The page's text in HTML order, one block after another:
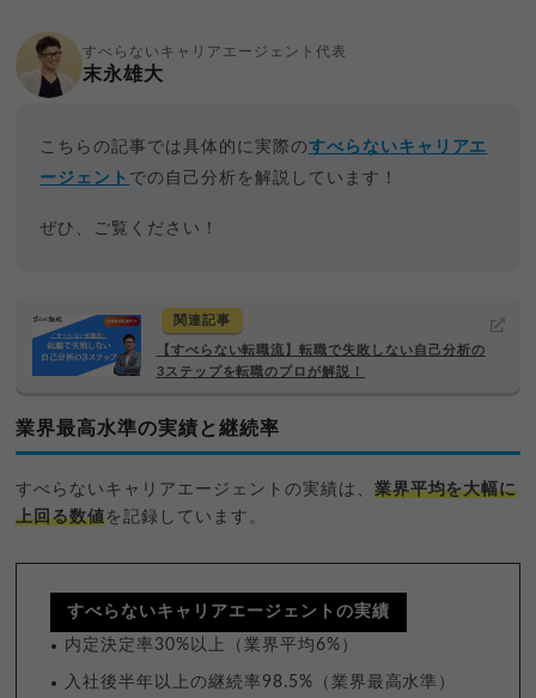
すべらないキャリアエージェント代表
末永雄大
こちらの記事では具体的に実際のすべらないキャリアエ
ージェント での自己分析を解説しています！
ぜひ、ご覧ください！
関連記事
【すべらない転職流】転職で失敗しない自己分析の
3ステップを転職のプロが解説！
業界最高水準の実績と継続率
すべらないキャリアエージェントの実績は、 業界平均を大幅に
上回る数値を記録しています。
すべらないキャリアエージェントの実績
内定決定率30%以上（業界平均6%）
入社後半年以上の継続率98.5%（業界最高水準）